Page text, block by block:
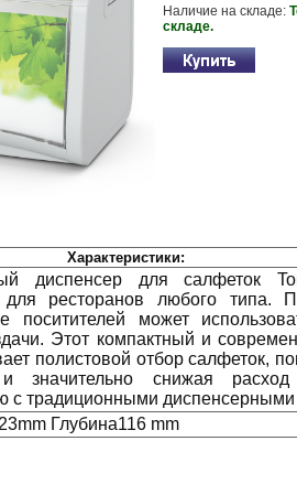
Наличие на складе:
складе.
Характеристики:
диспенсер для салфеток
для ресторанов любого типа.
поситителей может
Этот компактный и
полистовой отбор салфеток,
и значительно снижая
с традиционными диспенсерными
Глубина116 mm